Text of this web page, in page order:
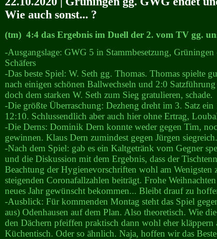
Wie auch sonst... ?
(tm) 4:4 das Ergebnis im Duell der 2. vom TV gg.
-Ausgangslage: GWG 5 in Stammbesetzung, Grüningen
Schäfers
-Das beste Spiel: W. Seth gg. Thomas. Thomas spielte
nach einigen schönen Ballwechseln und 2:0
doch dem starken W. Seth zum Sieg gratulieren, schade.
-Die größte Überraschung: Dezheng dreht im 3. Satz ein
12:10. Schlussendlich aber auch hier ohne Ertrag,
-Die Derns: Dominik Dern konnte weder gegen Tim,
gewinnen. Klaus Dern zumindest gegen Jürgen siegreich.
-Nach dem Spiel: gab es ein Kaltgetränk vom Gegner
und die Diskussion mit dem Ergebnis, dass der
Beachtung der Hygienevorschriften wohl am Wenigsten
steigenden Coronafallzahlen beiträgt. Frohe
neues Jahr gewünscht bekommen... Bleibt drauf zu
-Ausblick: Für kommenden Montag steht das Spiel
aus) Odenhausen auf dem Plan. Also theoretisch. Wie
den Dächern pfeiffen praktisch dann wohl eher kläppern
Küchentisch. Oder so ähnlich. Naja, hoffen wir das